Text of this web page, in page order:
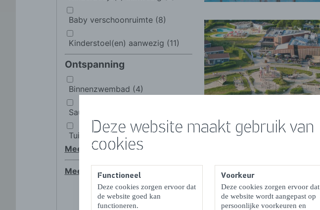
Deze website maakt gebruik van
cookies
Functioneel
Deze cookies zorgen ervoor dat
de website goed kan
functioneren.
Voorkeur
Deze cookies zorgen ervoor dat
de website wordt aangepast op
persoonlijke voorkeuren en